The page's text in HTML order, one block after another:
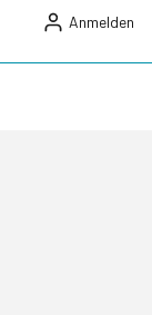
Anmelden